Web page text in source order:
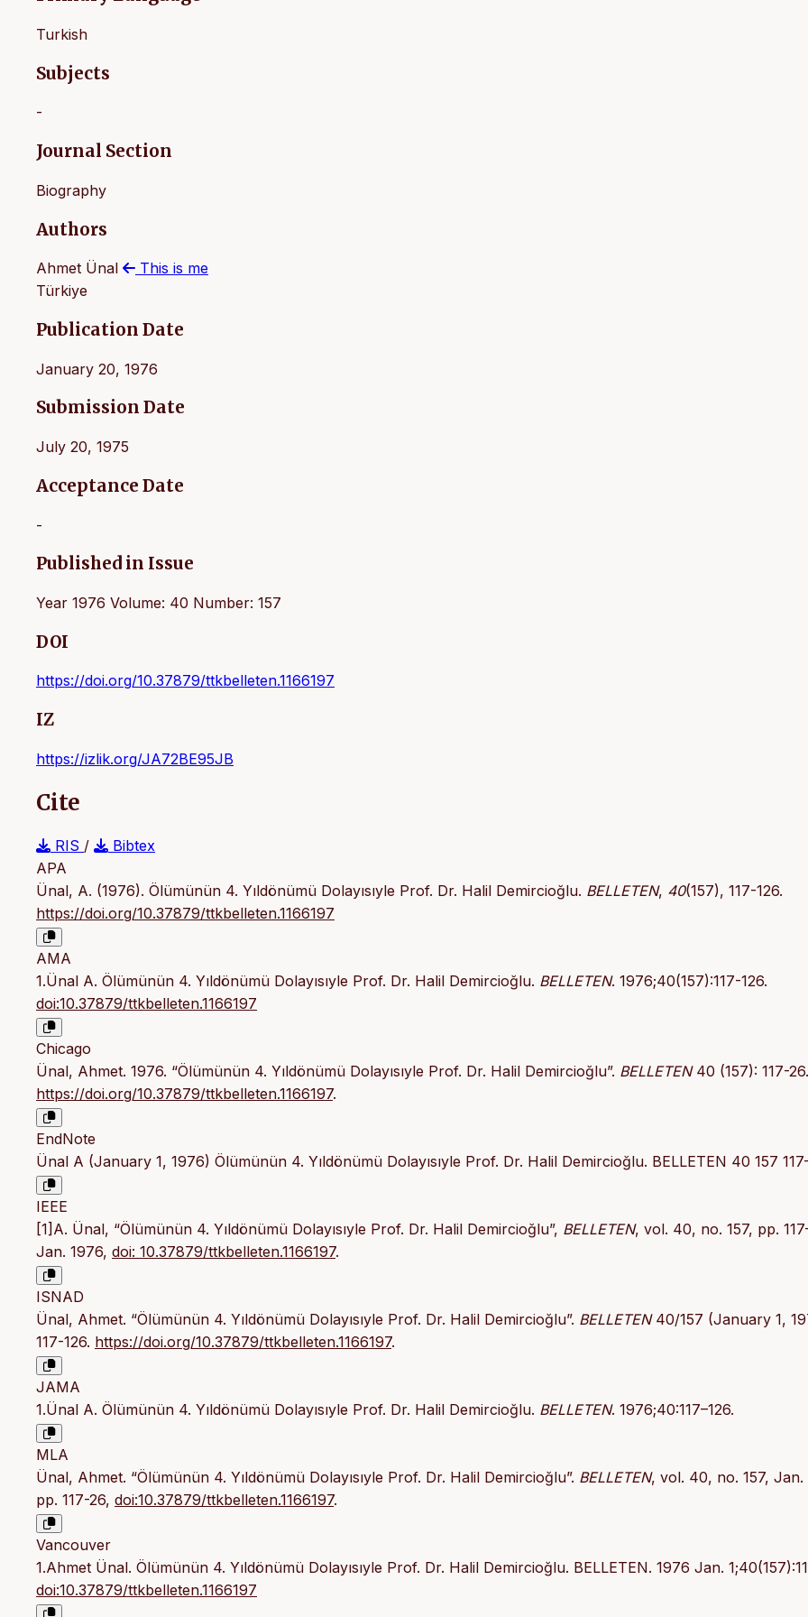
Turkish
Subjects
-
Journal Section
Biography
Authors
Ahmet Ünal
This is me
Türkiye
Publication Date
January 20, 1976
Submission Date
July 20, 1975
Acceptance Date
-
Published in Issue
Year 1976 Volume: 40 Number: 157
DOI
https://doi.org/10.37879/ttkbelleten.1166197
IZ
https://izlik.org/JA72BE95JB
Cite
RIS /
Bibtex
APA
Ünal, A. (1976). Ölümünün 4. Yıldönümü Dolayısıyle Prof. Dr. Halil Demircioğlu. BELLETEN, 40(157), 117-126.
https://doi.org/10.37879/ttkbelleten.1166197
AMA
1.Ünal A. Ölümünün 4. Yıldönümü Dolayısıyle Prof. Dr. Halil Demircioğlu. BELLETEN. 1976;40(157):117-126.
doi:10.37879/ttkbelleten.1166197
Chicago
Ünal, Ahmet. 1976. “Ölümünün 4. Yıldönümü Dolayısıyle Prof. Dr. Halil Demircioğlu”. BELLETEN40 (157): 117-26.
https://doi.org/10.37879/ttkbelleten.1166197.
EndNote
Ünal A (January 1, 1976) Ölümünün 4. Yıldönümü Dolayısıyle Prof. Dr. Halil Demircioğlu. BELLETEN 40 157
IEEE
[1]A. Ünal, “Ölümünün 4. Yıldönümü Dolayısıyle Prof. Dr. Halil Demircioğlu”, BELLETEN, vol. 40, no. 157, pp.
Jan. 1976, doi: 10.37879/ttkbelleten.1166197.
ISNAD
Ünal, Ahmet. “Ölümünün 4. Yıldönümü Dolayısıyle Prof. Dr. Halil Demircioğlu”. BELLETEN40/157 (January 1,
117-126. https://doi.org/10.37879/ttkbelleten.1166197.
JAMA
1.Ünal A. Ölümünün 4. Yıldönümü Dolayısıyle Prof. Dr. Halil Demircioğlu. BELLETEN. 1976;40:117–126.
MLA
Ünal, Ahmet. “Ölümünün 4. Yıldönümü Dolayısıyle Prof. Dr. Halil Demircioğlu”. BELLETEN, vol. 40, no. 157, Jan.
pp. 117-26, doi:10.37879/ttkbelleten.1166197.
Vancouver
1.Ahmet Ünal. Ölümünün 4. Yıldönümü Dolayısıyle Prof. Dr. Halil Demircioğlu. BELLETEN. 1976 Jan.
doi:10.37879/ttkbelleten.1166197